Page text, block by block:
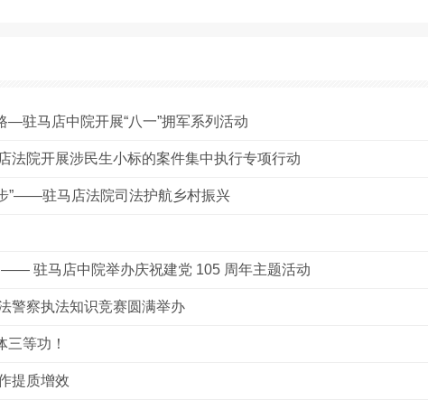
驻马店中院开展“八一”拥军系列活动
法院开展涉民生小标的案件集中执行专项行动
”——驻马店法院司法护航乡村振兴
驻马店中院举办庆祝建党 105 周年主题活动
警察执法知识竞赛圆满举办
等功！
提质增效